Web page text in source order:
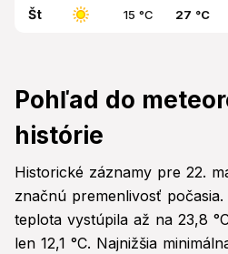
Št 15 °C 27 °C
Pohľad do
histórie
Historické záznamy pre 22.
značnú premenlivosť
teplota vystúpila až na 23,8
len 12,1 °C. Najnižšia